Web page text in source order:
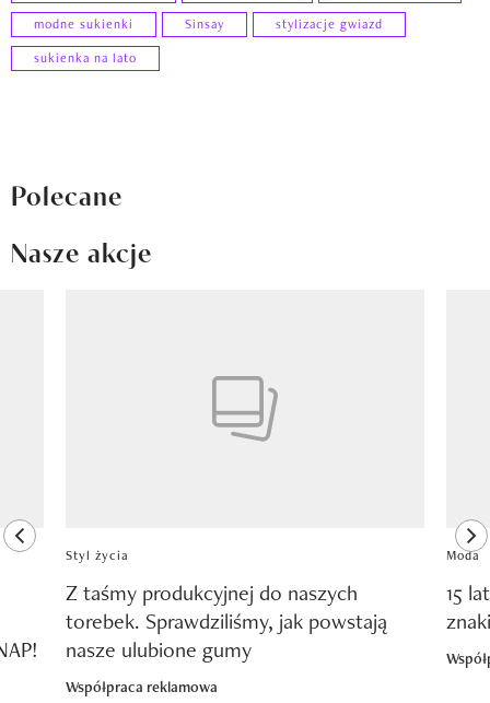
modne sukienki
Sinsay
stylizacje gwiazd
sukienka na lato
Polecane
Nasze akcje
previous element
Styl życia
Z taśmy produkcyjnej do naszych
torebek. Sprawdziliśmy, jak powstają
nasze ulubione gumy
Współpraca reklamowa
Moda
15